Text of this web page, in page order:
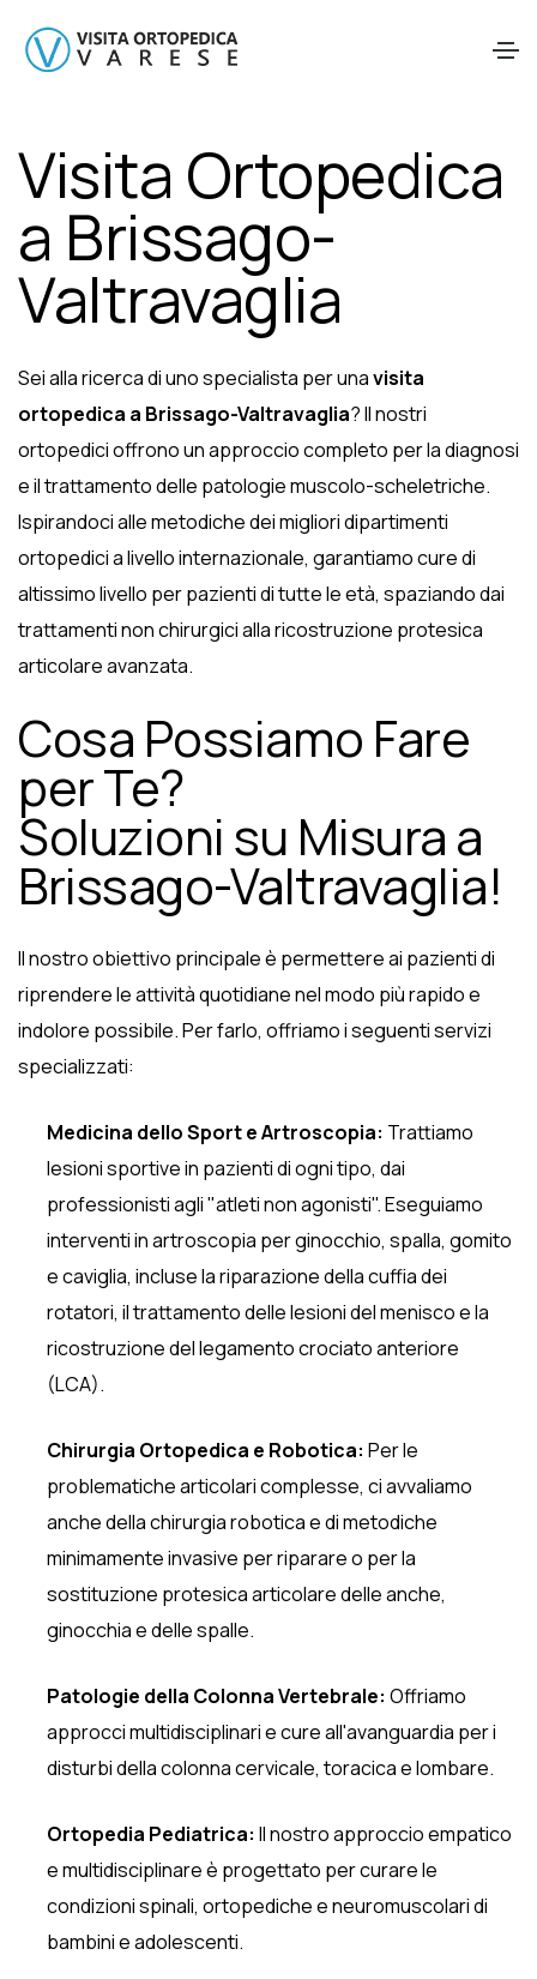
Visita Ortopedica
a Brissago-
Valtravaglia
Sei alla ricerca di uno specialista per unavisita
ortopedica a Brissago-Valtravaglia? Il nostri
ortopedici offrono un approccio completo per la diagnosi
e il trattamento delle patologie muscolo-scheletriche.
Ispirandoci alle metodiche dei migliori dipartimenti
ortopedici a livello internazionale, garantiamo cure di
altissimo livello per pazienti di tutte le età, spaziando dai
trattamenti non chirurgici alla ricostruzione protesica
articolare avanzata.
Cosa Possiamo Fare
per Te?
Soluzioni su Misura a
Brissago-Valtravaglia!
Il nostro obiettivo principale è permettere ai pazienti di
riprendere le attività quotidiane nel modo più rapido e
indolore possibile. Per farlo, offriamo i seguenti servizi
specializzati:
Medicina dello Sport e Artroscopia: Trattiamo
lesioni sportive in pazienti di ogni tipo, dai
professionisti agli "atleti non agonisti". Eseguiamo
interventi in artroscopia per ginocchio, spalla, gomito
e caviglia, incluse la riparazione della cuffia dei
rotatori, il trattamento delle lesioni del menisco e la
ricostruzione del legamento crociato anteriore
(LCA).
Chirurgia Ortopedica e Robotica: Per le
problematiche articolari complesse, ci avvaliamo
anche della chirurgia robotica e di metodiche
minimamente invasive per riparare o per la
sostituzione protesica articolare delle anche,
ginocchia e delle spalle.
Patologie della Colonna Vertebrale: Offriamo
approcci multidisciplinari e cure all'avanguardia per i
disturbi della colonna cervicale, toracica e lombare.
Ortopedia Pediatrica: Il nostro approccio empatico
e multidisciplinare è progettato per curare le
condizioni spinali, ortopediche e neuromuscolari di
bambini e adolescenti.